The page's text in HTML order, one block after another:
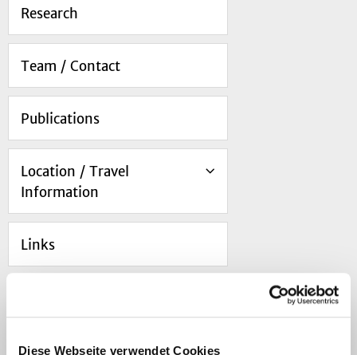
Diese Webseite verwendet Cookies
Research
Team / Contact
Publications
Location / Travel
Information
Links
Navigation